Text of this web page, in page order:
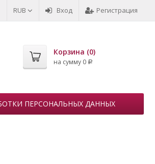
RUB Вход Регистрация
Корзина (0)
на сумму 0 Р
ПЕРСОНАЛЬНЫХ ДАННЫХ